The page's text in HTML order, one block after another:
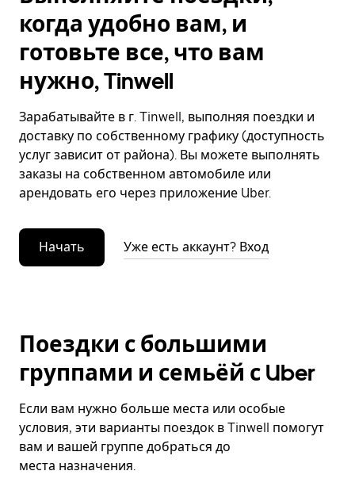
когда удобно вам, и
готовьте все, что вам
нужно, Tinwell
Зарабатывайте в г. Tinwell, выполняя поездки и
доставку по собственному графику (доступность
услуг зависит от района). Вы можете выполнять
заказы на собственном автомобиле или
арендовать его через приложение Uber.
Начать Уже есть аккаунт? Вход
Поездки с большими
группами и семьёй с Uber
Если вам нужно больше места или особые
условия, эти варианты поездок в Tinwell помогут
вам и вашей группе добраться до
места назначения.